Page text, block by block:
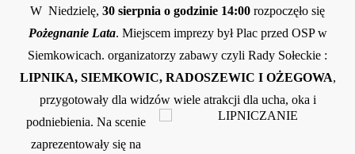
W Niedzielę, 30 sierpnia o godzinie 14:00 rozpoczęło się
Pożegnanie Lata. Miejscem imprezy był Plac przed OSP w
Siemkowicach. organizatorzy zabawy czyli Rady Sołeckie :
LIPNIKA, SIEMKOWIC, RADOSZEWIC I OŻEGOWA,
przygotowały dla widzów wiele atrakcji dla ucha, oka i
podniebienia. Na scenie
zaprezentowały się na